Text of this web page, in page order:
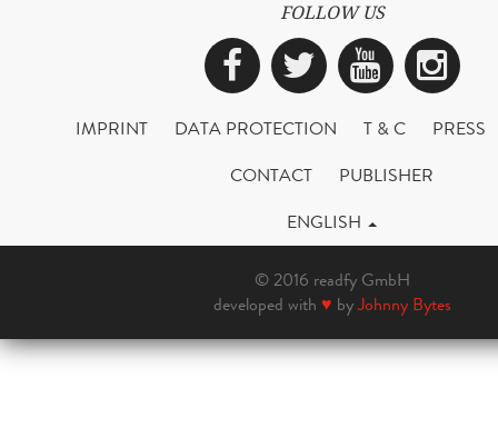
FOLLOW US
Facebook
Twitter
IMPRINT DATA PROTECTION T & C
PRESS
CONTACT
PUBLISHER
ENGLISH
© 2016 readfy GmbH
developed with ♥ byJohnny Bytes